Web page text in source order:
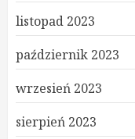
listopad 2023
październik 2023
wrzesień 2023
sierpień 2023